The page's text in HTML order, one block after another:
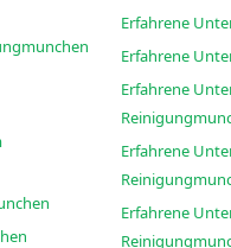
Trudering Reinigungmunchen
Erfahrene
Erfahrene
Erfahrene